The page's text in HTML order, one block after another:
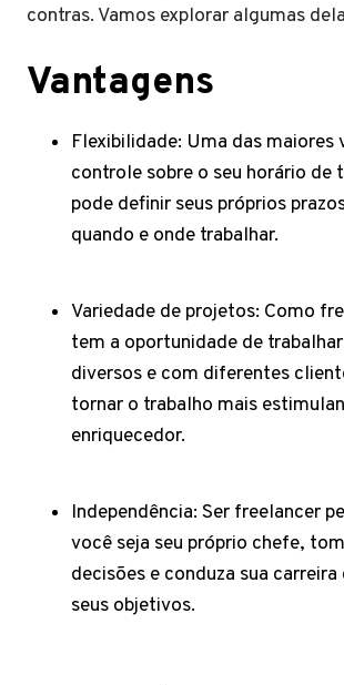
contras. Vamos explorar algumas
Vantagens
Flexibilidade: Uma das maiores
controle sobre o seu horário de
pode definir seus próprios
quando e onde trabalhar.
Variedade de projetos: Como
tem a oportunidade de
diversos e com diferentes
tornar o trabalho mais
enriquecedor.
Independência: Ser freelancer
você seja seu próprio chefe,
decisões e conduza sua
seus objetivos.